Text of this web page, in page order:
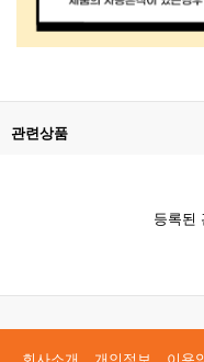
관련상품
등록된